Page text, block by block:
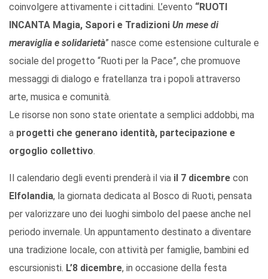
coinvolgere attivamente i cittadini. L’evento “RUOTI
INCANTA Magia, Sapori e Tradizioni Un mese di
meraviglia e solidarietà” nasce come estensione culturale e
sociale del progetto “Ruoti per la Pace”, che promuove
messaggi di dialogo e fratellanza tra i popoli attraverso
arte, musica e comunità.
Le risorse non sono state orientate a semplici addobbi, ma
a progetti che generano identità, partecipazione e
orgoglio collettivo.
Il calendario degli eventi prenderà il via il 7 dicembre con
Elfolandia, la giornata dedicata al Bosco di Ruoti, pensata
per valorizzare uno dei luoghi simbolo del paese anche nel
periodo invernale. Un appuntamento destinato a diventare
una tradizione locale, con attività per famiglie, bambini ed
escursionisti. L’8 dicembre, in occasione della festa